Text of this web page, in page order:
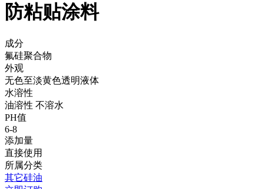
防粘贴涂料
成分
氟硅聚合物
外观
无色至淡黄色透明液体
水溶性
油溶性 不溶水
PH值
6-8
添加量
直接使用
所属分类
其它硅油